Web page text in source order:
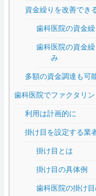
資金繰りを改善でき
歯科医院の資金
歯科医院の資金
み
多額の資金調達も可
歯科医院でファクタリ
利用は計画的に
掛け目を設定する業
掛け目とは
掛け目の具体例
歯科医院の掛け